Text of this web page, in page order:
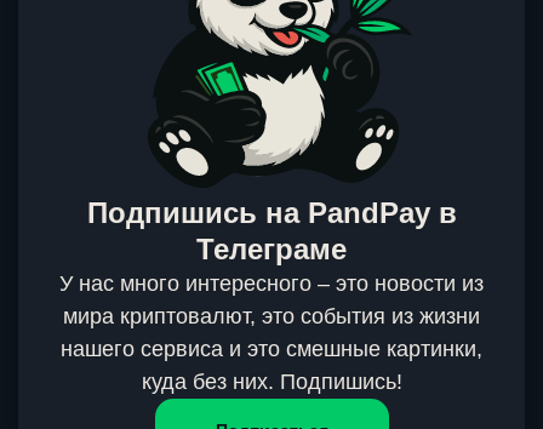
Подпишись на PandPay в
Телеграме
У нас много интересного – это новости из
мира криптовалют, это события из жизни
нашего сервиса и это смешные картинки,
куда без них. Подпишись!